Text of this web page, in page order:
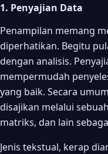
1. Penyajian Data
Penampilan memang
diperhatikan. Begitu
dengan analisis.
mempermudah
yang baik. Secara
disajikan melalui
matriks, dan lain
Jenis tekstual, kerap